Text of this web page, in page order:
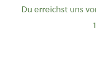
Du erreichst uns